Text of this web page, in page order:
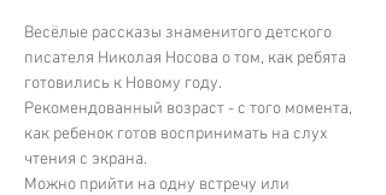
Весёлые рассказы знаменитого детского
писателя Николая Носова о том, как ребята
готовились к Новому году.
Рекомендованный возраст - с того момента,
как ребенок готов воспринимать на слух
чтения с экрана.
Можно прийти на одну встречу или